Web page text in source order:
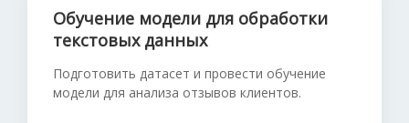
Обучение модели для обработки
текстовых данных
Подготовить датасет и провести обучение
модели для анализа отзывов клиентов.